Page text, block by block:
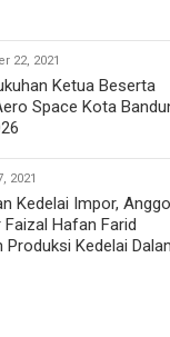
22, 2021
Ketua Beserta
Space Kota
2021
Kedelai Impor,
Faizal Hafan Farid
Kedelai